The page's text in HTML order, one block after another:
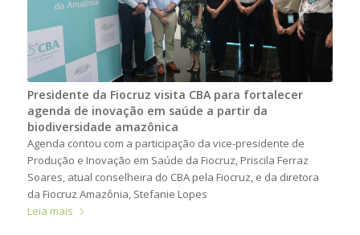
Presidente da Fiocruz visita CBA para fortalecer
agenda de inovação em saúde a partir da
biodiversidade amazônica
Agenda contou com a participação da vice-presidente de
Produção e Inovação em Saúde da Fiocruz, Priscila Ferraz
Soares, atual conselheira do CBA pela Fiocruz, e da diretora
da Fiocruz Amazônia, Stefanie Lopes
Leia mais